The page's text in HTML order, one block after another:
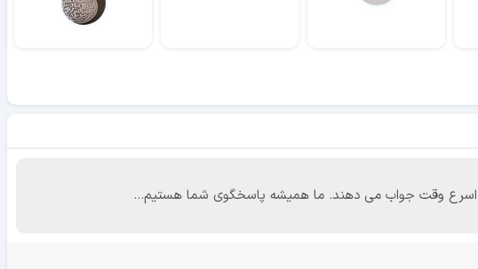
در اسرع وقت جواب می دهند. ما همیشه پاسخگوی شما هستیم...